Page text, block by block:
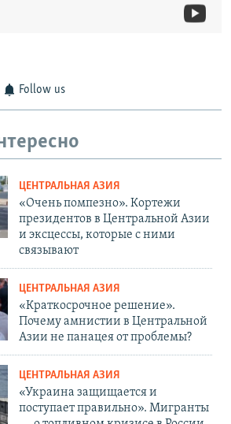
Follow us
ЦЕНТРАЛЬНАЯ АЗИЯ
«Очень помпезно». Кортежи
президентов в Центральной Азии
и эксцессы, которые с ними
связывают
ЦЕНТРАЛЬНАЯ АЗИЯ
«Краткосрочное решение».
Почему амнистии в Центральной
Азии не панацея от проблемы?
ЦЕНТРАЛЬНАЯ АЗИЯ
«Украина защищается и
поступает правильно». Мигранты